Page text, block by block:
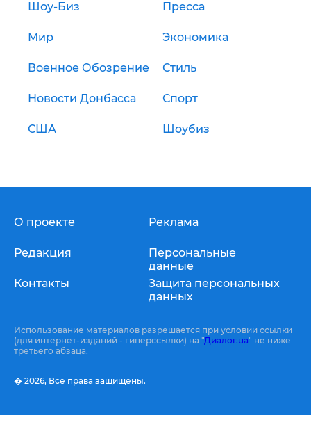
Шоу-Биз Пресса
Мир Экономика
Военное Обозрение Стиль
Новости Донбасса Спорт
США Шоубиз
О проекте
Редакция
Контакты
Реклама
Персональные
данные
Защита персональных
данных
Использование материалов разрешается при условии ссылки
(для интернет-изданий - гиперссылки) на "Диалог.ua" не ниже
третьего абзаца.
� 2026, Все права защищены.